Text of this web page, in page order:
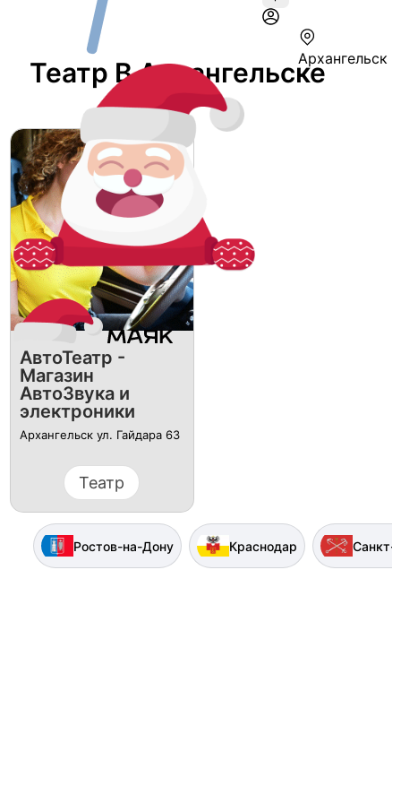
Архангельск
Театр В Архангельске
АвтоТеатр -
Магазин
АвтоЗвука и
электроники
Архангельск ул. Гайдара 63
Театр
Ростов-на-Дону Краснодар Санкт-